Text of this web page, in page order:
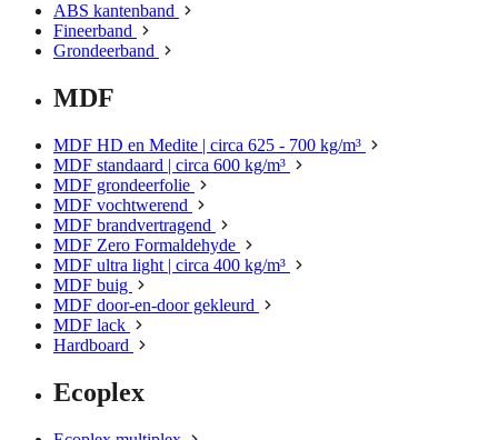
ABS kantenband
Fineerband
Grondeerband
MDF
MDF HD en Medite | circa 625 - 700 kg/m³
MDF standaard | circa 600 kg/m³
MDF grondeerfolie
MDF vochtwerend
MDF brandvertragend
MDF Zero Formaldehyde
MDF ultra light | circa 400 kg/m³
MDF buig
MDF door-en-door gekleurd
MDF lack
Hardboard
Ecoplex